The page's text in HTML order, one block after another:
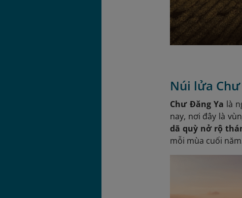
Núi lửa
Chư Đăng Ya là
nay, nơi đây là
dã quỳ nở rộ
mỗi mùa cuối